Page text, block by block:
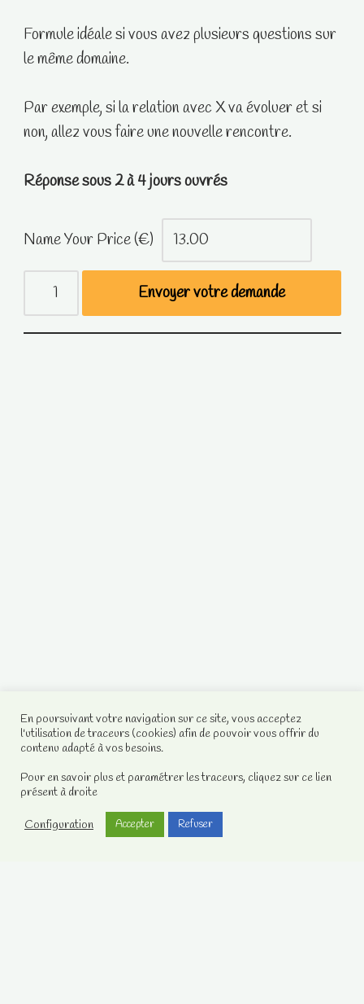
Formule idéale si vous avez plusieurs questions sur
le même domaine.
Par exemple, si la relation avec X va évoluer et si
non, allez vous faire une nouvelle rencontre.
Réponse sous 2 à 4 jours ouvrés
Name Your Price (€)
Envoyer votre demande
En poursuivant votre navigation sur ce site, vous acceptez
l'utilisation de traceurs (cookies) afin de pouvoir vous offrir du
contenu adapté à vos besoins.
Pour en savoir plus et paramétrer les traceurs, cliquez sur ce lien
présent à droite
Configuration
Accepter Refuser